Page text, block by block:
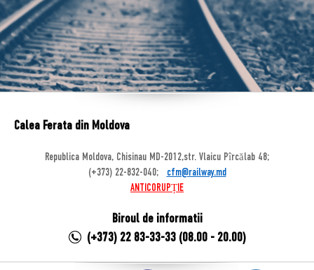
Calea Ferata din Moldova
Republica Moldova, Chisinau MD-2012,str. Vlaicu Pîrcălab 48;
(+373) 22-832-040;
cfm@railway.md
ANTICORUPȚIE
Biroul de informatii
(+373) 22 83-33-33 (08.00 - 20.00)